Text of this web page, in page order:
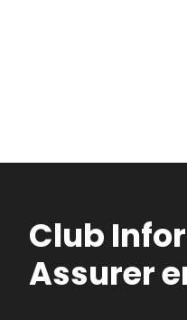
Club
Assurer